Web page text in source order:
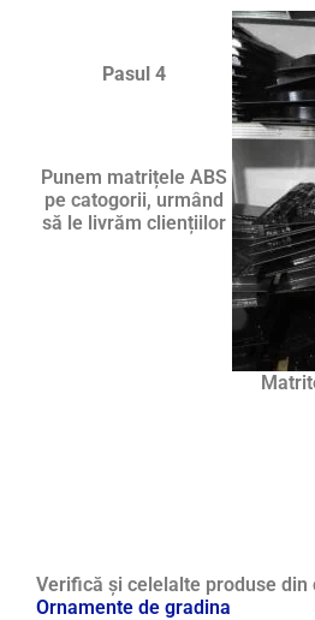
Pasul 4
Punem matrițele ABS
pe catogorii, urmând
să le livrăm cliențiilor
Verifică și celelalte produse din
Ornamente de gradina